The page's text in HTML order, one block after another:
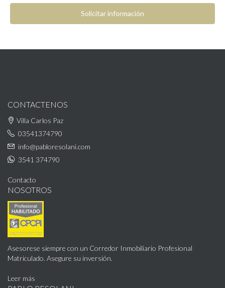
Solicitar información
CONTACTENOS
Villa Carlos Paz
03541374790
info@pabloresolani.com
3541 374790
Contacto
NOSOTROS
Asesorese siempre con un Corredor Inmobiliario Profesional
Matriculado. Asegure su inversión.
Leer más